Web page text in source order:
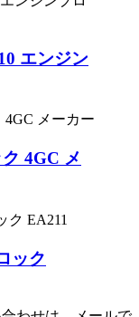
エンジン
4GC メ
ック